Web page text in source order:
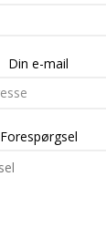
Din e-mail
Forespørgsel